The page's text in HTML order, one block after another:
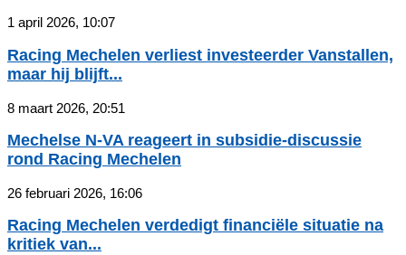
1 april 2026, 10:07
Racing Mechelen verliest investeerder Vanstallen,
maar hij blijft...
8 maart 2026, 20:51
Mechelse N-VA reageert in subsidie-discussie
rond Racing Mechelen
26 februari 2026, 16:06
Racing Mechelen verdedigt financiële situatie na
kritiek van...